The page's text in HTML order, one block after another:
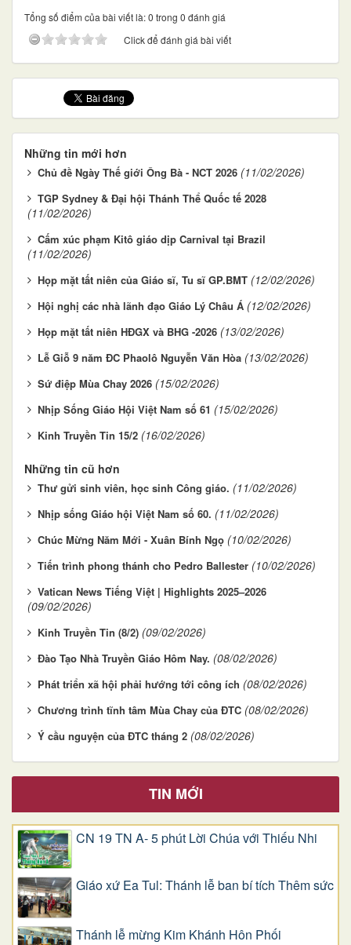
Tổng số điểm của bài viết là: 0 trong 0 đánh giá
Click để đánh giá bài viết
Những tin mới hơn
Chủ đề Ngày Thế giới Ông Bà - NCT 2026 (11/02/2026)
TGP Sydney & Đại hội Thánh Thể Quốc tế 2028
(11/02/2026)
Cấm xúc phạm Kitô giáo dịp Carnival tại Brazil
(11/02/2026)
Họp mặt tất niên của Giáo sĩ, Tu sĩ GP.BMT (12/02/2026)
Hội nghị các nhà lãnh đạo Giáo Lý Châu Á (12/02/2026)
Họp mặt tất niên HĐGX và BHG -2026 (13/02/2026)
Lễ Giỗ 9 năm ĐC Phaolô Nguyễn Văn Hòa (13/02/2026)
Sứ điệp Mùa Chay 2026 (15/02/2026)
Nhịp Sống Giáo Hội Việt Nam số 61 (15/02/2026)
Kinh Truyền Tin 15/2 (16/02/2026)
Những tin cũ hơn
Thư gửi sinh viên, học sinh Công giáo. (11/02/2026)
Nhịp sống Giáo hội Việt Nam số 60. (11/02/2026)
Chúc Mừng Năm Mới - Xuân Bính Ngọ (10/02/2026)
Tiến trình phong thánh cho Pedro Ballester (10/02/2026)
Vatican News Tiếng Việt | Highlights 2025–2026
(09/02/2026)
Kinh Truyền Tin (8/2) (09/02/2026)
Đào Tạo Nhà Truyền Giáo Hôm Nay. (08/02/2026)
Phát triển xã hội phải hướng tới công ích (08/02/2026)
Chương trình tĩnh tâm Mùa Chay của ĐTC (08/02/2026)
Ý cầu nguyện của ĐTC tháng 2 (08/02/2026)
TIN MỚI
CN 19 TN A- 5 phút Lời Chúa với Thiếu Nhi
Giáo xứ Ea Tul: Thánh lễ ban bí tích Thêm sức
Thánh lễ mừng Kim Khánh Hôn Phối